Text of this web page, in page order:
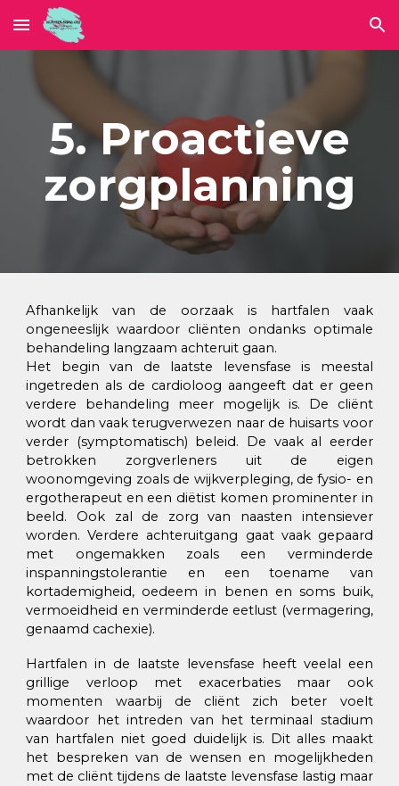
Skip to main content Skip to navigation
5. Proactieve
zorgplanning
Afhankelijk van de oorzaak is hartfalen vaak
ongeneeslijk waardoor cliënten ondanks optimale
behandeling langzaam achteruit gaan.
Het begin van de laatste levensfase is meestal
ingetreden als de cardioloog aangeeft dat er geen
verdere behandeling meer mogelijk is. De cliënt
wordt dan vaak terugverwezen naar de huisarts voor
verder (symptomatisch) beleid. De vaak al eerder
betrokken zorgverleners uit de eigen
woonomgeving zoals de wijkverpleging, de fysio- en
ergotherapeut en een diëtist komen prominenter in
beeld. Ook zal de zorg van naasten intensiever
worden. Verdere achteruitgang gaat vaak gepaard
met ongemakken zoals een verminderde
inspanningstolerantie en een toename van
kortademigheid, oedeem in benen en soms buik,
vermoeidheid en verminderde eetlust (vermagering,
genaamd cachexie).
Hartfalen in de laatste levensfase heeft veelal een
grillige verloop met exacerbaties maar ook
momenten waarbij de cliënt zich beter voelt
waardoor het intreden van het terminaal stadium
van hartfalen niet goed duidelijk is. Dit alles maakt
het bespreken van de wensen en mogelijkheden
met de cliënt tijdens de laatste levensfase lastig maar